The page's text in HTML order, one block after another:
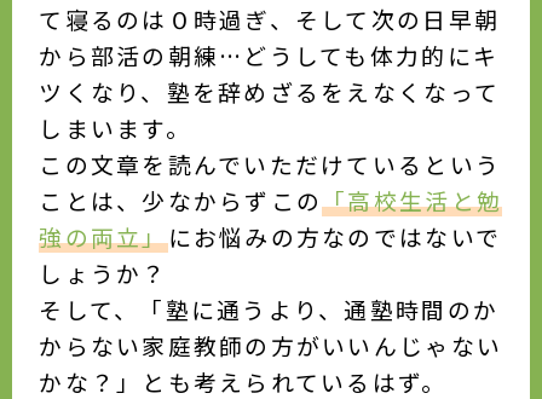
て寝るのは０時過ぎ、そして次の日早朝
から部活の朝練…どうしても体力的にキ
ツくなり、塾を辞めざるをえなくなって
しまいます。
この文章を読んでいただけているという
ことは、少なからずこの「高校生活と勉
強の両立」にお悩みの方なのではないで
しょうか？
そして、「塾に通うより、通塾時間のか
からない家庭教師の方がいいんじゃない
かな？」とも考えられているはず。